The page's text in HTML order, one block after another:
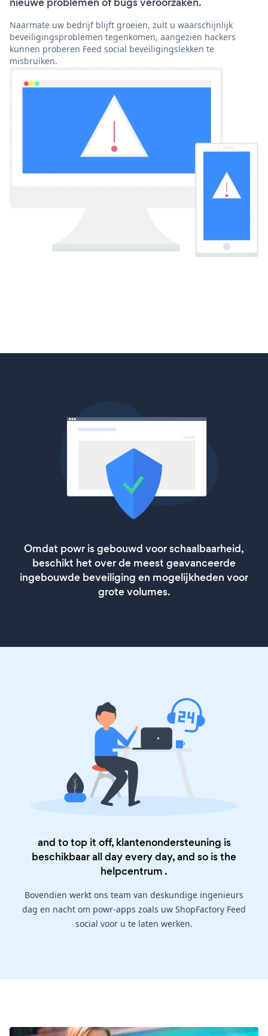
Naarmate uw bedrijf blijft groeien, zult u waarschijnlijk
beveiligingsproblemen tegenkomen, aangezien hackers
kunnen proberen Feed social beveiligingslekken te
misbruiken.
Omdat powr is gebouwd voor schaalbaarheid,
beschikt het over de meest geavanceerde
ingebouwde beveiliging en mogelijkheden voor
grote volumes.
and to top it off, klantenondersteuning is
beschikbaar all day every day, and so is the
helpcentrum .
Bovendien werkt ons team van deskundige ingenieurs
dag en nacht om powr-apps zoals uw ShopFactory Feed
social voor u te laten werken.